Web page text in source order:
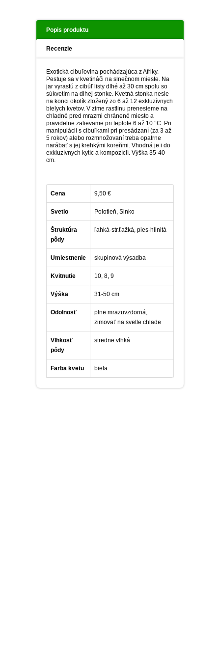
Popis produktu
Recenzie
Exotická cibuľovina pochádzajúca z Afriky.
Pestuje sa v kvetináči na slnečnom mieste. Na
jar vyrastú z cibúľ listy dlhé až 30 cm spolu so
súkvetím na dlhej stonke. Kvetná stonka nesie
na konci okolík zložený zo 6 až 12 exkluzívnych
bielych kvetov. V zime rastlinu prenesieme na
chladné pred mrazmi chránené miesto a
pravidelne zalievame pri teplote 6 až 10 °C. Pri
manipulácii s cibuľkami pri presádzaní (za 3 až
5 rokov) alebo rozmnožovaní treba opatrne
narábať s jej krehkými koreňmi. Vhodná je i do
exkluzívnych kytíc a kompozícií. Výška 35-40
cm.
Cena 9,50 €
Svetlo Polotieň, Slnko
Štruktúra
pôdy
ľahká-str.ťažká, pies-hlinitá
Umiestnenie skupinová výsadba
Kvitnutie 10, 8, 9
Výška 31-50 cm
Odolnosť
plne mrazuvzdorná,
zimovať na svetle chlade
Vlhkosť
pôdy
stredne vlhká
Farba kvetu biela